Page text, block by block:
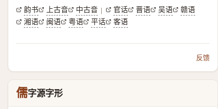
韵书 上古音 中古音 | 官话 晋语 吴语
赣语
湘语
闽语 粤语 平话 客语
反馈
儒字源字形